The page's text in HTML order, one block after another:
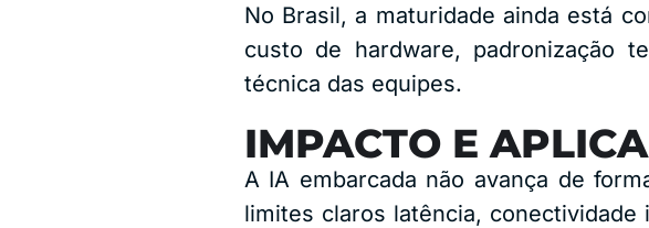
No Brasil, a maturidade ainda está
custo de hardware, padronização
técnica das equipes.
IMPACTO E
A IA embarcada não avança de
limites claros latência,